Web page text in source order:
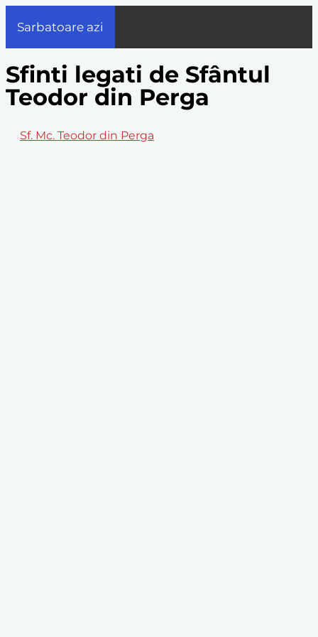
Sarbatoare azi
Sfinti legati de Sfântul
Teodor din Perga
Sf. Mc. Teodor din Perga